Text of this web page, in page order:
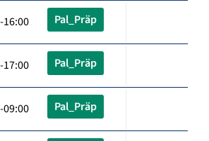
Pal_Präp
Pal_Präp
Pal_Präp